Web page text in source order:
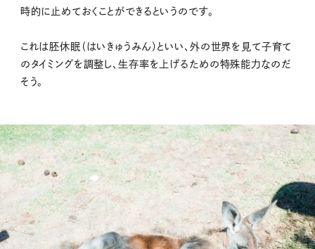
時的に止めておくことができるというのです。
これは胚休眠（はいきゅうみん）といい、外の世界を見て子育て
のタイミングを調整し、生存率を上げるための特殊能力なのだ
そう。